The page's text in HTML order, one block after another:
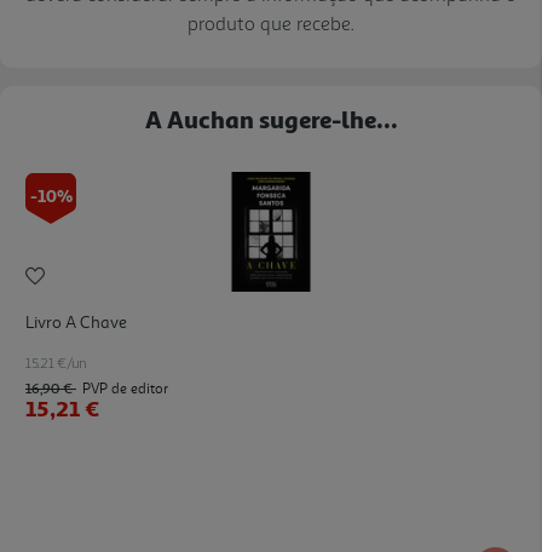
produto que recebe.
A Auchan sugere-lhe...
-10%
Livro A Chave
15.21 €/un
16,90 € PVP de editor
15,21 €